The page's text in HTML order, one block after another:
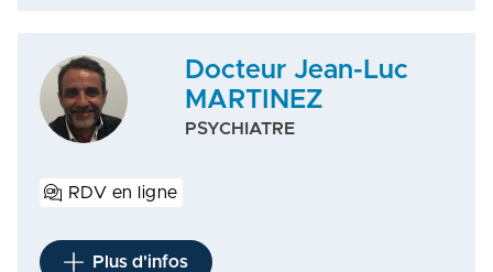
Docteur Jean-Luc
MARTINEZ
PSYCHIATRE
RDV en ligne
Plus d'infos